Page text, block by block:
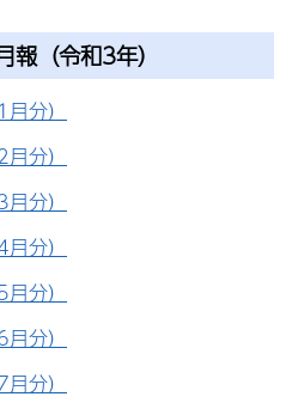
報 （令和3年）
分）
分）
分）
分）
分）
分）
分）